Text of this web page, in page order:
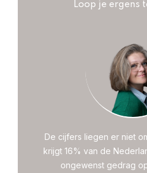
Loop je ergens
De cijfers liegen er niet
krijgt 16% van de
ongewenst gedrag